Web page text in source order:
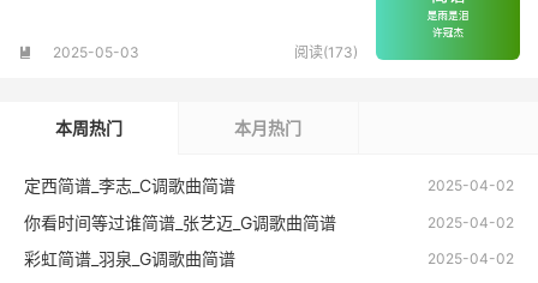
 2025-05-03 阅读(173)
本周热门 本月热门
2025-04-02
定西简谱_李志_C调歌曲简谱
2025-04-02
你看时间等过谁简谱_张艺迈_G调歌曲简谱
2025-04-02
彩虹简谱_羽泉_G调歌曲简谱